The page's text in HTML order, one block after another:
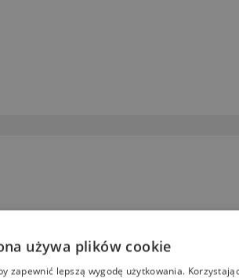
używa plików cookie
zapewnić lepszą wygodę użytkowania.